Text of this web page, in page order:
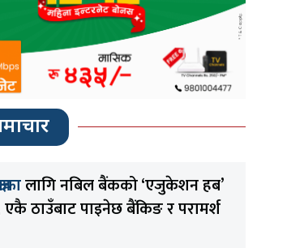
लागि नबिल बैंकको ‘एजुकेशन हब’
एकै ठाउँबाट पाइनेछ बैंकिङ र परामर्श